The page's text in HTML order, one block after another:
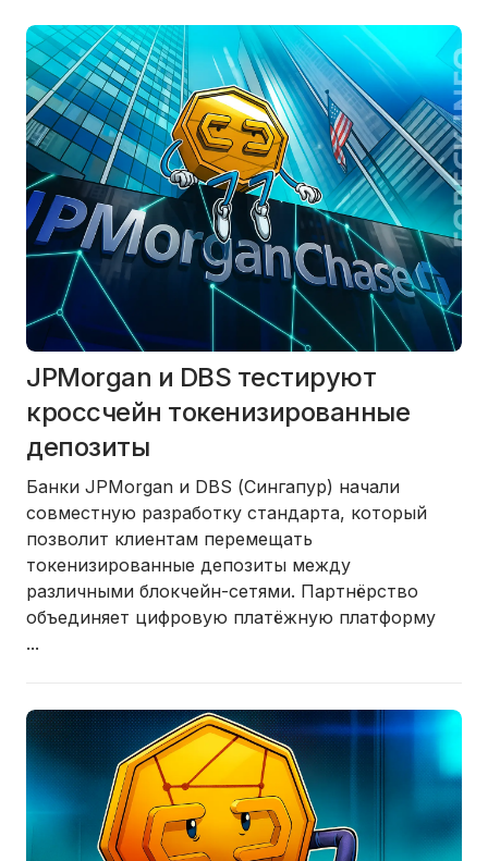
JPMorgan и DBS тестируют
кроссчейн токенизированные
депозиты
Банки JPMorgan и DBS (Сингапур) начали
совместную разработку стандарта, который
позволит клиентам перемещать
токенизированные депозиты между
различными блокчейн-сетями. Партнёрство
объединяет цифровую платёжную платформу
...